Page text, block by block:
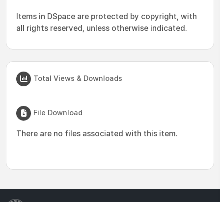
Items in DSpace are protected by copyright, with
all rights reserved, unless otherwise indicated.
Total Views & Downloads
File Download
There are no files associated with this item.